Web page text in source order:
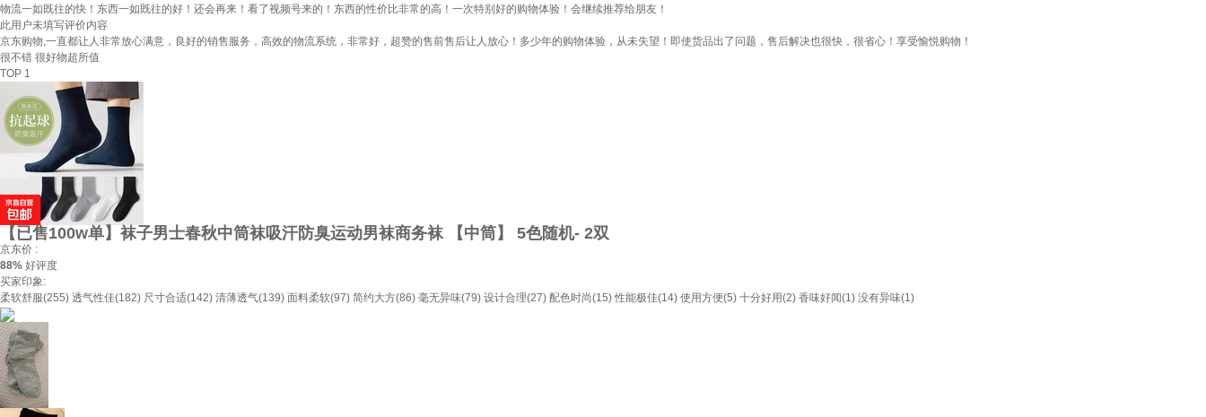
物流一如既往的快！东西一如既往的好！还会再来！看了视频号来的！东西的性价比非常的高！一次特别好的购物体验！会继续推荐给朋友！
此用户未填写评价内容
京东购物,一直都让人非常放心满意，良好的销售服务，高效的物流系统，非常好，超赞的售前售后让人放心！多少年的购物体验，从未失望！即使货品出了问题，售后解决也很快，很省心！享受愉悦购物！
很不错 很好物超所值
TOP 1
【已售100w单】袜子男士春秋中筒袜吸汗防臭运动男袜商务袜 【中筒】 5色随机- 2双
京东价 :
88% 好评度
买家印象:
柔软舒服(255) 透气性佳(182) 尺寸合适(142) 清薄透气(139) 面料柔软(97) 简约大方(86) 毫无异味(79) 设计合理(27) 配色时尚(15) 性能极佳(14) 使用方便(5) 十分好用(2) 香味好闻(1) 没有异味(1)